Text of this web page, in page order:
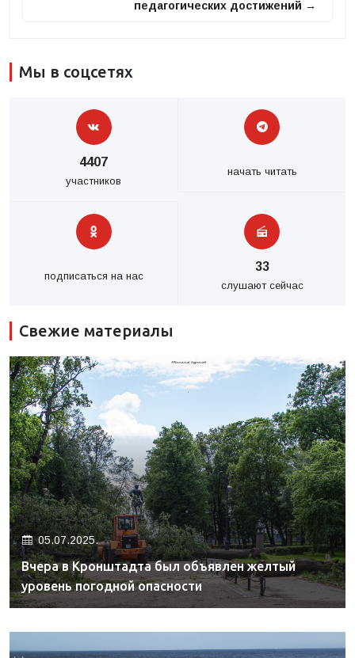
педагогических достижений →
Мы в соцсетях
4407
участников
начать читать
подписаться на нас
33
слушают сейчас
Свежие материалы
05.07.2025.
Вчера в Кронштадта был объявлен желтый
уровень погодной опасности